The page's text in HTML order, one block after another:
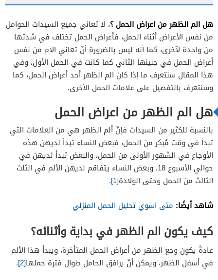
كيف يكون الم الظهر في بداية وأثنائه؟
الإفرازات المهبلية
التعب
سواد الهالة
نزيف خفيف أو تشنج
زيادة التبول
الصداع
ضيق التنفس
الغثيان أو القيء
تغييرات الثدي
تقلب المزاج
هل الم الظهر من اعراض الحمل ؟، لا تعاني جميع السيدات الحوامل
من نفس الأعراض أثناء الحمل، فأعراض الحمل تختلف في شدتها
من واحدة لآخرى، كما أنه ليس بالضرورة أنّ تعاني الأم من نفس
أعراض الحمل في جنينها الثاني كما كانت في الحمل الأول، وفي
هذا المقال سنتعرف ما إذا كان الم الظهر أحد أعراض الحمل، كما
وسنتعرف بالتفصيل على علامات الحمل الأخرى.
هل الم الظهر من اعراض الحمل
بالنسبة للكثير من السيدات فإنّ ألم الظهر هي من العلامات التي
تبدأ في وقت مُبكر من الحمل، فبعض النساء تبدأ لديهن هذه
الأوجاع في الشهور الأولى من الحمل، والبعض تبدأ لديهن في
حوالي الأسبوع 18، وبعض النساء يتفاقم لديهن الألم في الثلث
الثالث من الحمل وحتى الولادة[1]
.
شاهد أيضًا: متى اسوي تحليل الحمل المنزلي
كيف يكون الم الظهر في بداية وأثنائه؟
عادةً يكون وجع الظهر من أعراض الحمل المتأخرة، ويبدأ هذا الألم
في أسفل الظهر، ويمكن أنّ يرافق الحامل طوال فترة حملها[2]
.